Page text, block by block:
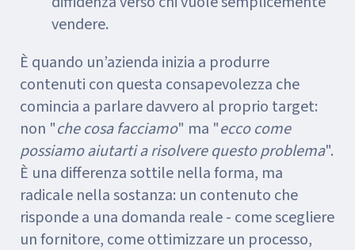
vendere.
È quando un’azienda inizia a produrre
contenuti con questa consapevolezza che
comincia a parlare davvero al proprio target:
non "che cosa facciamo" ma "ecco come
possiamo aiutarti a risolvere questo problema".
È una differenza sottile nella forma, ma
radicale nella sostanza: un contenuto che
risponde a una domanda reale - come scegliere
un fornitore, come ottimizzare un processo,